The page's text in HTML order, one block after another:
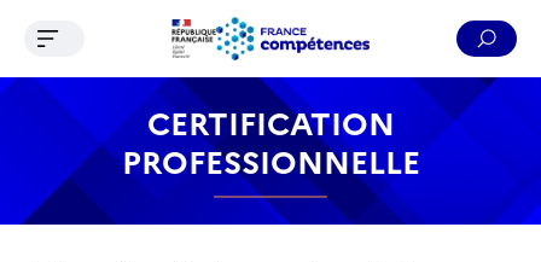
Contenu Recherche Menu Pied de page
Ouvrir le menu de navigation
CERTIFICATION
PROFESSIONNELLE